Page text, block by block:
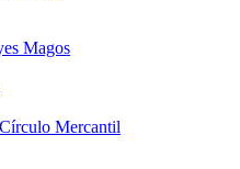
Magos
Mercantil